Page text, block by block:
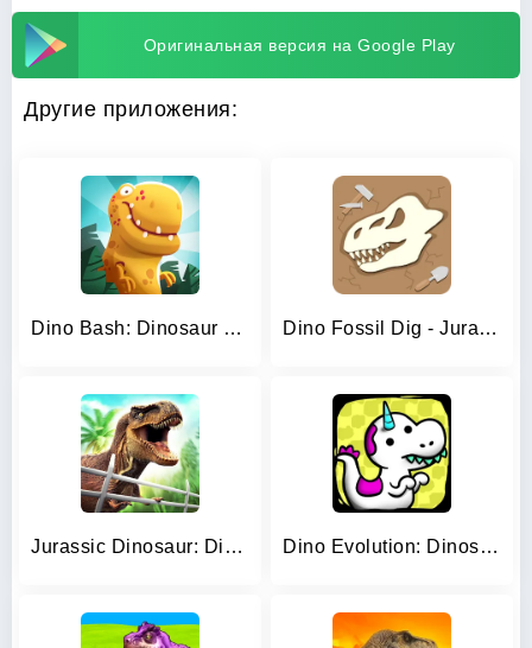
Оригинальная версия на Google Play
Другие приложения:
Dino Bash: Dinosaur Battle Dino Fossil Dig - Jurassic Adv
Jurassic Dinosaur: Dino Game Dino Evolution: Dinosaur Game